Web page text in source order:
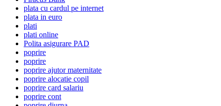
plata cu cardul pe internet
plata in euro
plati
plati online
Polita asigurare PAD
poprire
poprire
poprire ajutor maternitate
poprire alocatie copil
poprire card salariu
poprire cont